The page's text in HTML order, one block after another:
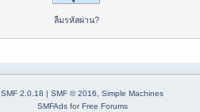
ลืมรหัสผ่าน?
SMF 2.0.18 | SMF © 2016
Simple Machines
SMFAdsforFree Forums